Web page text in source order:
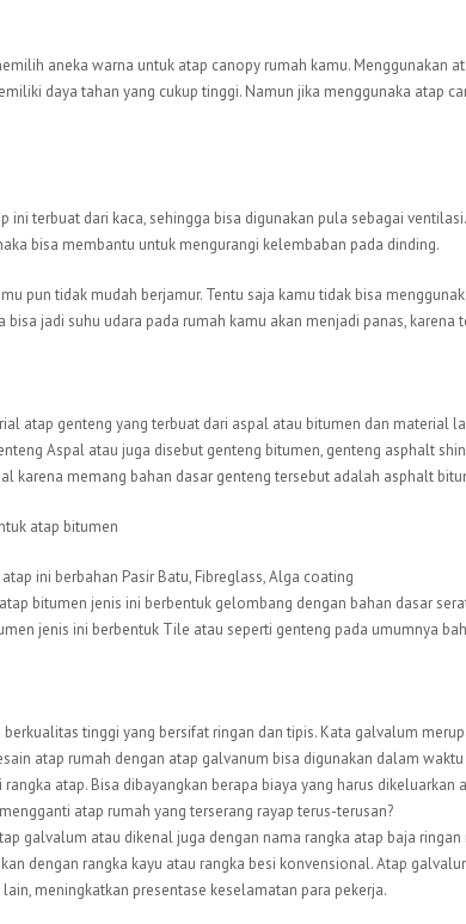
aneka warna untuk atap canopy rumah kamu. Menggunakan
daya tahan yang cukup tinggi. Namun jika menggunaka atap
ini terbuat dari kaca, sehingga bisa digunakan pula sebagai
bisa membantu untuk mengurangi kelembaban pada dinding.
pun tidak mudah berjamur. Tentu saja kamu tidak bisa
bisa jadi suhu udara pada rumah kamu akan menjadi panas, karena
atap genteng yang terbuat dari aspal atau bitumen dan material
Aspal atau juga disebut genteng bitumen, genteng asphalt
karena memang bahan dasar genteng tersebut adalah asphalt
atap bitumen
ini berbahan Pasir Batu, Fibreglass, Alga coating
bitumen jenis ini berbentuk gelombang dengan bahan dasar
jenis ini berbentuk Tile atau seperti genteng pada umumnya
tinggi yang bersifat ringan dan tipis. Kata galvalum
atap rumah dengan atap galvanum bisa digunakan dalam
atap. Bisa dibayangkan berapa biaya yang harus dikeluarkan
atap rumah yang terserang rayap terus-terusan?
galvalum atau dikenal juga dengan nama rangka atap baja
dengan rangka kayu atau rangka besi konvensional. Atap
meningkatkan presentase keselamatan para pekerja.